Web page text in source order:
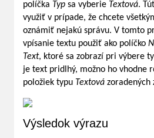
políčka Typ sa vyberie Textová.
využiť v prípade, že chcete
oznámiť nejakú správu. V tomto
vpísanie textu použiť ako políčko
Text, ktoré sa zobrazí pri výbere
je text pridlhý, možno ho vhodne
položiek typu Textová zoradených
Výsledok výrazu